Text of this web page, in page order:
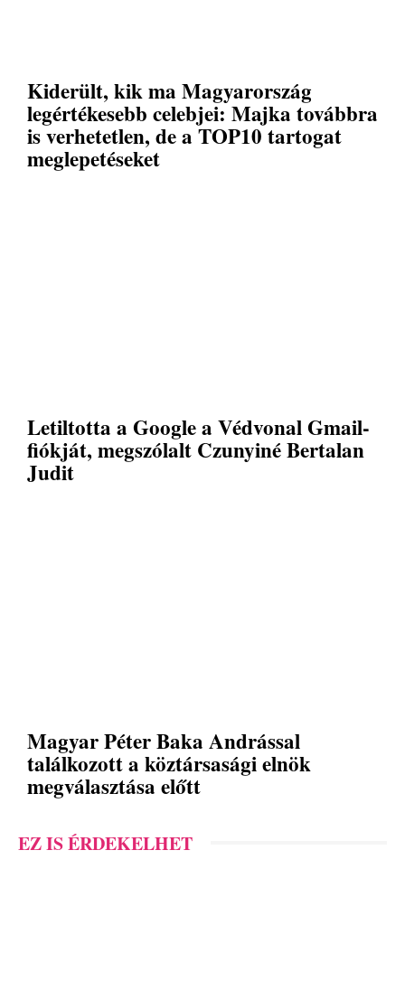
Kiderült, kik ma Magyarország
legértékesebb celebjei: Majka továbbra
is verhetetlen, de a TOP10 tartogat
meglepetéseket
Letiltotta a Google a Védvonal Gmail-
fiókját, megszólalt Czunyiné Bertalan
Judit
Magyar Péter Baka Andrással
találkozott a köztársasági elnök
megválasztása előtt
EZ IS ÉRDEKELHET